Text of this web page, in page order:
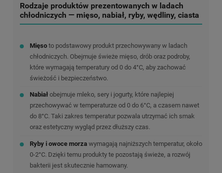
Rodzaje produktów prezentowanych w ladach
chłodniczych — mięso, nabiał, ryby, wędliny, ciasta
Mięsoto podstawowy produkt przechowywany w ladach
chłodniczych. Obejmuje świeże mięso, drób oraz podroby,
które wymagają temperatury od 0 do 4°C, aby zachować
świeżość i bezpieczeństwo.
Nabiałobejmuje mleko, sery i jogurty, które najlepiej
przechowywać w temperaturze od 0 do 6°C, a czasem nawet
do 8°C. Taki zakres temperatur pozwala utrzymać ich smak
oraz estetyczny wygląd przez dłuższy czas.
Ryby i owoce morzawymagają najniższych temperatur, około
0-2°C. Dzięki temu produkty te pozostają świeże, a rozwój
bakterii jest skutecznie hamowany.